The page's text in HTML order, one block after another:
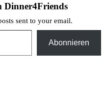
Dinner4Friends
sent to your email.
Abonnieren